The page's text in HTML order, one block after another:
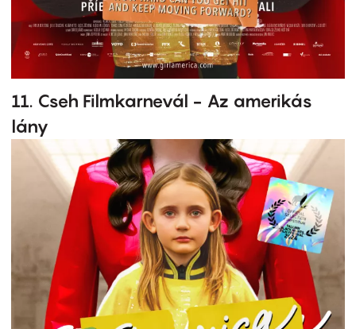
11. Cseh Filmkarnevál - Az amerikás
lány